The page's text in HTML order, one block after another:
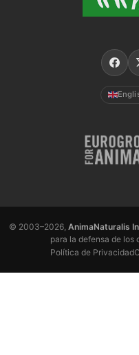
© 2003–2026, AnimaNaturalis
para la defensa de los
Política de Privacidad